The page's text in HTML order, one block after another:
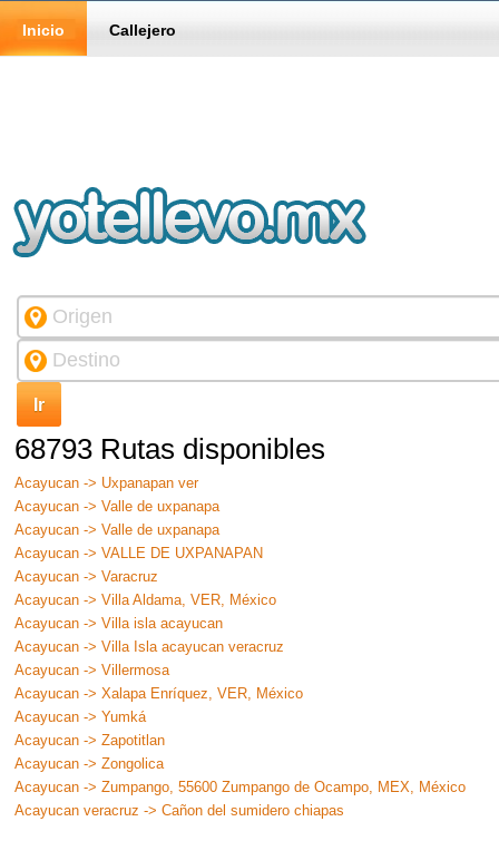
Inicio Callejero
68793 Rutas disponibles
Acayucan -> Uxpanapan ver
Acayucan -> Valle de uxpanapa
Acayucan -> Valle de uxpanapa
Acayucan -> VALLE DE UXPANAPAN
Acayucan -> Varacruz
Acayucan -> Villa Aldama, VER, México
Acayucan -> Villa isla acayucan
Acayucan -> Villa Isla acayucan veracruz
Acayucan -> Villermosa
Acayucan -> Xalapa Enríquez, VER, México
Acayucan -> Yumká
Acayucan -> Zapotitlan
Acayucan -> Zongolica
Acayucan -> Zumpango, 55600 Zumpango de Ocampo, MEX, México
Acayucan veracruz -> Cañon del sumidero chiapas